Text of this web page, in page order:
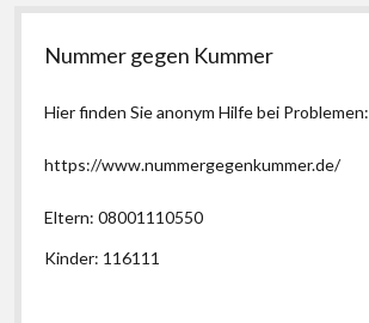
Nummer gegen Kummer
Hier finden Sie anonym Hilfe bei Problemen:
https://www.nummergegenkummer.de/
Eltern: 08001110550
Kinder: 116111